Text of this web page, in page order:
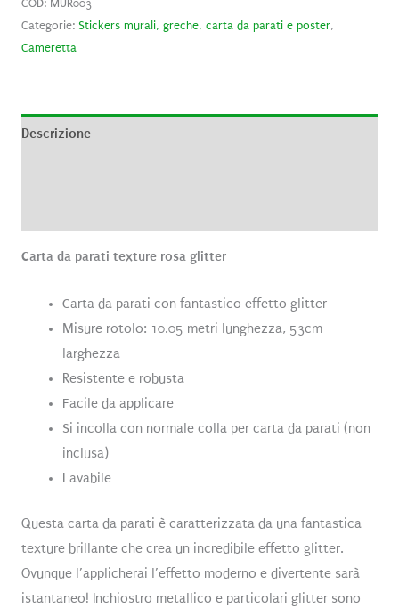
COD: MUR003
Categorie: Stickers murali, greche, carta da parati e poster,
Cameretta
Descrizione
Carta da parati texture rosa glitter
Carta da parati con fantastico effetto glitter
Misure rotolo: 10.05 metri lunghezza, 53cm
larghezza
Resistente e robusta
Facile da applicare
Si incolla con normale colla per carta da parati (non
inclusa)
Lavabile
Questa carta da parati è caratterizzata da una fantastica
texture brillante che crea un incredibile effetto glitter.
Ovunque l’applicherai l’effetto moderno e divertente sarà
istantaneo! Inchiostro metallico e particolari glitter sono